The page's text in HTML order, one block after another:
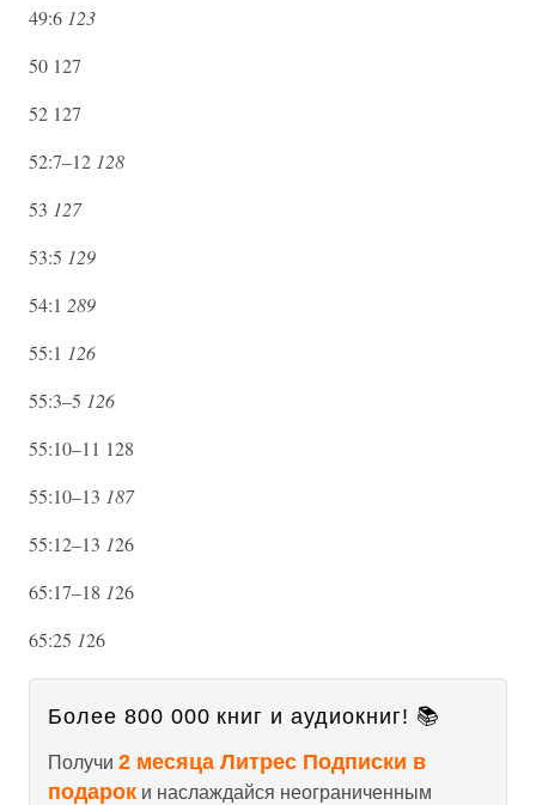
49:6 123
50 127
52 127
52:7–12 128
53 127
53:5 129
54:1 289
55:1 126
55:3–5 126
55:10–11 128
55:10–13 187
55:12–13 126
65:17–18 126
65:25 126
Более 800 000 книг и аудиокниг! 📚
Получи 2 месяца Литрес Подписки в
подарок и наслаждайся неограниченным